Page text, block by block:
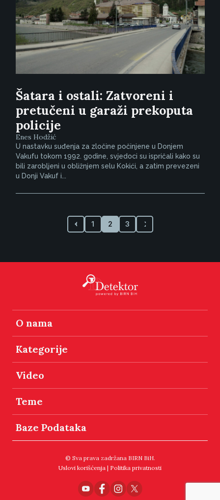
Šatara i ostali: Zatvoreni i
pretučeni u garaži prekoputa
policije
Enes Hodžić
U nastavku suđenja za zločine počinjene u Donjem
Vakufu tokom 1992. godine, svjedoci su ispričali kako su
bili zarobljeni u obližnjem selu Kokići, a zatim prevezeni
u Donji Vakuf i...
1 2 3
O nama
Kategorije
Video
Teme
Baze Podataka
© Sva prava zadržana BIRN BiH.
Uslovi korišćenja | Politika privatnosti